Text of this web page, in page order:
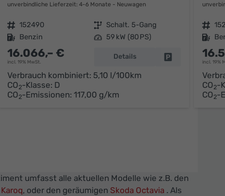
parken
unverbindliche Lieferzeit: 4-6 Monate Neuwagen
Fahrzeugnr. 152490 Getriebe Schalt. 5-Gang
Kraftstoff Benzin Leistung 59 kW (80 PS)
16.066,– €
incl. 19% MwSt.
Details Fahrzeug parken
Verbrauch kombiniert: 5,10 l/100km
CO2-Klasse: D
CO2-Emissionen: 117,00 g/km
Fahrzeugnr.
Kraftstoff
incl. 19%
CO2-
CO2-
umfasst alle aktuellen Modelle wie z.B. den
, oder den geräumigen Skoda Octavia . Als